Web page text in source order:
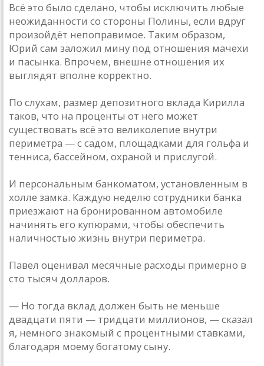
Всё это было сделано, чтобы исключить любые
неожиданности со стороны Полины, если вдруг
произойдёт непоправимое. Таким образом,
Юрий сам заложил мину под отношения мачехи
и пасынка. Впрочем, внешне отношения их
выглядят вполне корректно.
По слухам, размер депозитного вклада Кирилла
таков, что на проценты от него может
существовать всё это великолепие внутри
периметра — с садом, площадками для гольфа и
тенниса, бассейном, охраной и прислугой.
И персональным банкоматом, установленным в
холле замка. Каждую неделю сотрудники банка
приезжают на бронированном автомобиле
начинять его купюрами, чтобы обеспечить
наличностью жизнь внутри периметра.
Павел оценивал месячные расходы примерно в
сто тысяч долларов.
— Но тогда вклад должен быть не меньше
двадцати пяти — тридцати миллионов, — сказал
я, немного знакомый с процентными ставками,
благодаря моему богатому сыну.